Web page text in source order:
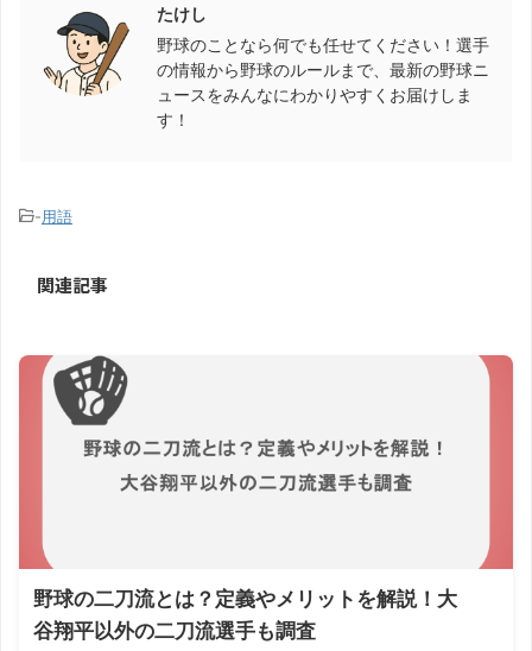
たけし
野球のことなら何でも任せてください！選手
の情報から野球のルールまで、最新の野球ニ
ュースをみんなにわかりやすくお届けしま
す！
-用語
関連記事
野球の二刀流とは？定義やメリットを解説！大
谷翔平以外の二刀流選手も調査